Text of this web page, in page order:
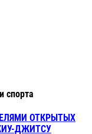
спорта
ОТКРЫТЫХ
ДЖИТСУ